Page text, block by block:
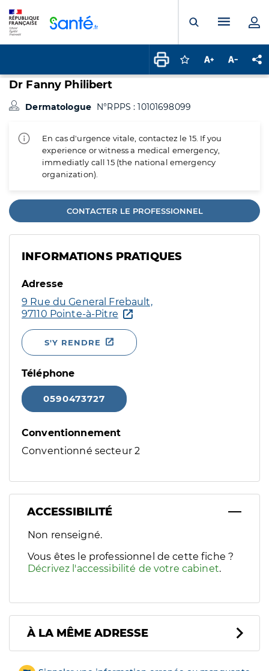
Ouvrir laMenu
Connectez-vous
Augmenter la
Dr Fanny Philibert
Dermatologue N°RPPS : 10101698099
En cas d'urgence vitale, contactez le 15. If you
experience or witness a medical emergency,
immediatly call 15 (the national emergency
organization).
CONTACTER LE PROFESSIONNEL
INFORMATIONS PRATIQUES
Adresse
9 Rue du General Frebault,
97110 Pointe-à-Pitre
S'Y RENDRE
Téléphone
0590473727
Conventionnement
Conventionné secteur 2
ACCESSIBILITÉ
Filtres
Sélectionnez un ou plusieurs handicaps/besoins
Non renseigné.
Vous êtes le professionnel de cette fiche ?
Décrivez l'accessibilité de votre cabinet.
À LA MÊME ADRESSE